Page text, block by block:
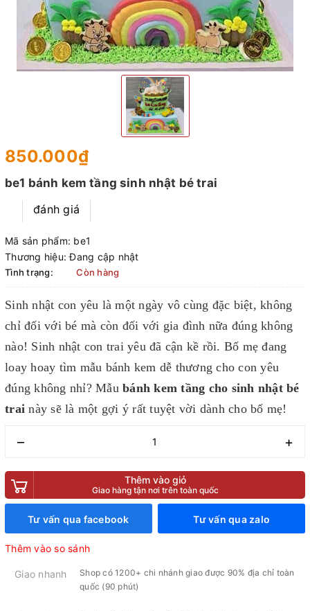
850.000₫
be1 bánh kem tầng sinh nhật bé trai
đánh giá
Mã sản phẩm: be1
Thương hiệu: Đang cập nhật
Tình trạng: Còn hàng
Sinh nhật con yêu là một ngày vô cùng đặc biệt, không
chỉ đối với bé mà còn đối với gia đình nữa đúng không
nào! Sinh nhật con trai yêu đã cận kề rồi. Bố mẹ đang
loay hoay tìm mẫu bánh kem dễ thương cho con yêu
đúng không nhỉ? Mẫu bánh kem tầng cho sinh nhật bé
trai này sẽ là một gợi ý rất tuyệt vời dành cho bố mẹ!
– +
Thêm vào giỏ
Giao hàng tận nơi trên toàn quốc
Tư vấn qua facebook Tư vấn qua zalo
Thêm vào so sánh
Giao nhanh
Shop có 1200+ chi nhánh giao được 90% địa chỉ toàn
quốc (90 phút)